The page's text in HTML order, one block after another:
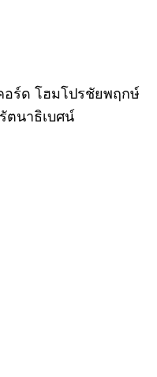
อร์ด โฮมโปรชัยพฤกษ์
ตนาธิเบศน์